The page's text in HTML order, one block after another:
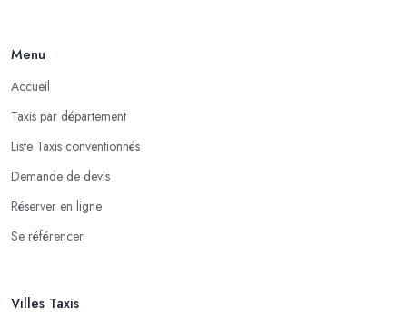
Menu
Accueil
Taxis par département
Liste Taxis conventionnés
Demande de devis
Réserver en ligne
Se référencer
Villes Taxis